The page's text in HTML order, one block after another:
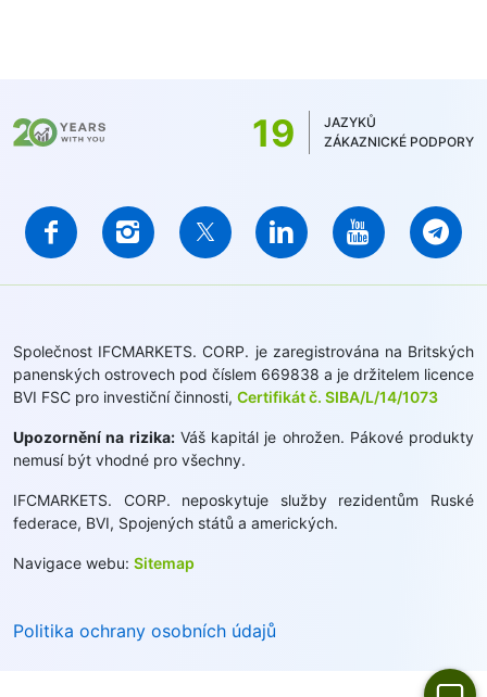
19
JAZYKŮ
ZÁKAZNICKÉ PODPORY
Společnost IFCMARKETS. CORP. je zaregistrována na Britských
panenských ostrovech pod číslem 669838 a je držitelem licence
BVI FSC pro investiční činnosti, Certifikát č. SIBA/L/14/1073
Upozornění na rizika:Váš kapitál je ohrožen. Pákové produkty
nemusí být vhodné pro všechny.
IFCMARKETS. CORP. neposkytuje služby rezidentům Ruské
federace, BVI, Spojených států a amerických.
Navigace webu: Sitemap
Politika ochrany osobních údajů